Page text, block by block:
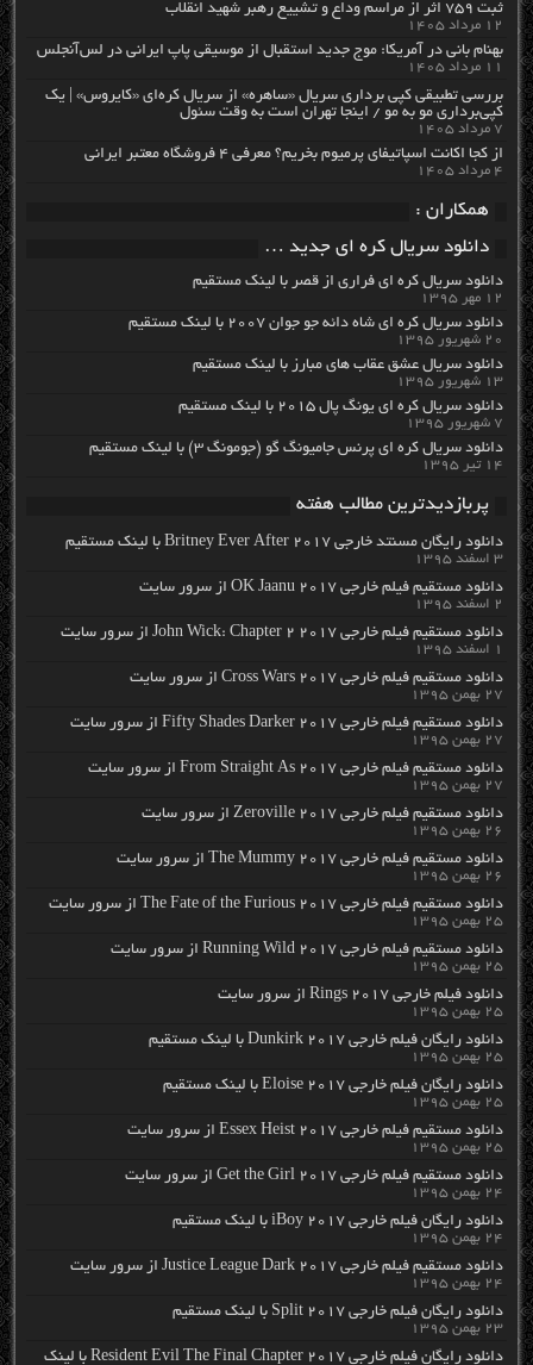
ثبت ۷۵۹ اثر از مراسم وداع و تشییع رهبر شهید انقلاب
۱۲ مرداد ۱۴۰۵
بهنام بانی در آمریکا: موج جدید استقبال از موسیقی پاپ ایرانی در لس‌آنجلس
۱۱ مرداد ۱۴۰۵
بررسی تطبیقی کپی برداری سریال «ساهره» از سریال کره‌ای «کایروس» | یک
کپی‌برداری مو به مو / اینجا تهران است به وقت سئول
۷ مرداد ۱۴۰۵
از کجا اکانت اسپاتیفای پرمیوم بخریم؟ معرفی ۴ فروشگاه معتبر ایرانی
۴ مرداد ۱۴۰۵
همکاران :
دانلود سریال کره ای جدید …
دانلود سریال کره ای فراری از قصر با لینک مستقیم
۱۲ مهر ۱۳۹۵
دانلود سریال کره ای شاه دائه جو جوان ۲۰۰۷ با لینک مستقیم
۲۰ شهریور ۱۳۹۵
دانلود سریال عشق عقاب های مبارز با لینک مستقیم
۱۳ شهریور ۱۳۹۵
دانلود سریال کره ای یونگ پال ۲۰۱۵ با لینک مستقیم
۷ شهریور ۱۳۹۵
دانلود سریال کره ای پرنس جامیونگ گو (جومونگ ۳) با لینک مستقیم
۱۴ تیر ۱۳۹۵
پربازدیدترین مطالب هفته
دانلود رایگان مسنتد خارجی Britney Ever After 2017 با لینک مستقیم
۳ اسفند ۱۳۹۵
دانلود مستقیم فیلم خارجی OK Jaanu 2017 از سرور سایت
۲ اسفند ۱۳۹۵
دانلود مستقیم فیلم خارجی John Wick: Chapter 2 2017 از سرور سایت
۱ اسفند ۱۳۹۵
دانلود مستقیم فیلم خارجی Cross Wars 2017 از سرور سایت
۲۷ بهمن ۱۳۹۵
دانلود مستقیم فیلم خارجی Fifty Shades Darker 2017 از سرور سایت
۲۷ بهمن ۱۳۹۵
دانلود مستقیم فیلم خارجی From Straight As 2017 از سرور سایت
۲۷ بهمن ۱۳۹۵
دانلود مستقیم فیلم خارجی Zeroville 2017 از سرور سایت
۲۶ بهمن ۱۳۹۵
دانلود مستقیم فیلم خارجی The Mummy 2017 از سرور سایت
۲۶ بهمن ۱۳۹۵
دانلود مستقیم فیلم خارجی The Fate of the Furious 2017 از سرور سایت
۲۵ بهمن ۱۳۹۵
دانلود مستقیم فیلم خارجی Running Wild 2017 از سرور سایت
۲۵ بهمن ۱۳۹۵
دانلود فیلم خارجی Rings 2017 از سرور سایت
۲۵ بهمن ۱۳۹۵
دانلود رایگان فیلم خارجی Dunkirk 2017 با لینک مستقیم
۲۵ بهمن ۱۳۹۵
دانلود رایگان فیلم خارجی Eloise 2017 با لینک مستقیم
۲۵ بهمن ۱۳۹۵
دانلود مستقیم فیلم خارجی Essex Heist 2017 از سرور سایت
۲۵ بهمن ۱۳۹۵
دانلود مستقیم فیلم خارجی Get the Girl 2017 از سرور سایت
۲۴ بهمن ۱۳۹۵
دانلود رایگان فیلم خارجی iBoy 2017 با لینک مستقیم
۲۴ بهمن ۱۳۹۵
دانلود مستقیم فیلم خارجی Justice League Dark 2017 از سرور سایت
۲۴ بهمن ۱۳۹۵
دانلود رایگان فیلم خارجی Split 2017 با لینک مستقیم
۲۳ بهمن ۱۳۹۵
دانلود رایگان فیلم خارجی Resident Evil The Final Chapter 2017 با لینک